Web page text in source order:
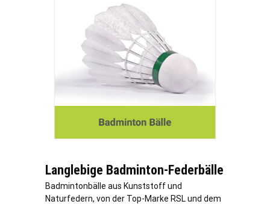
Langlebige Badminton-Federbälle
Badmintonbälle aus Kunststoff und
Naturfedern, von der Top-Marke RSL und dem